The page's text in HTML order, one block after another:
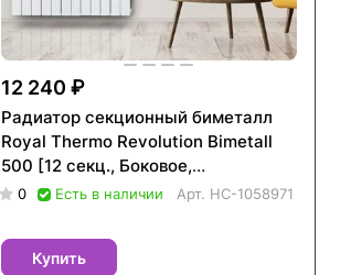
12 240 ₽
Радиатор секционный биметалл
Royal Thermo Revolution Bimetall
500 [12 секц., Боковое,
НС-1058971]
0 Есть в наличии Арт. НС-1058971
Купить